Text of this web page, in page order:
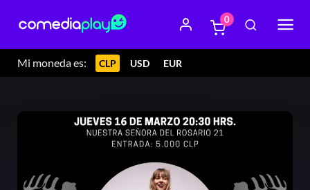
Mi moneda es: CLP USD EUR
0